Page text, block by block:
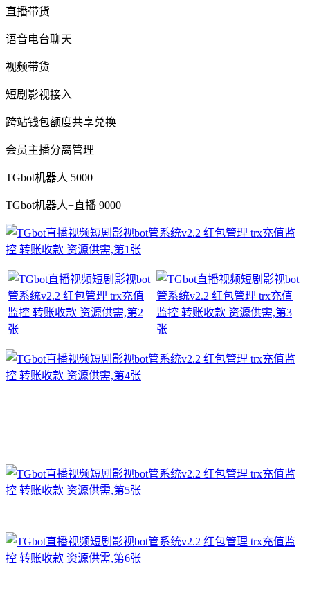
直播带货
语音电台聊天
视频带货
短剧影视接入
跨站钱包额度共享兑换
会员主播分离管理
TGbot机器人 5000
TGbot机器人+直播 9000